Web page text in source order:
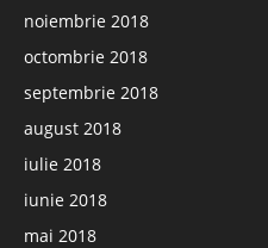
noiembrie 2018
octombrie 2018
septembrie 2018
august 2018
iulie 2018
iunie 2018
mai 2018